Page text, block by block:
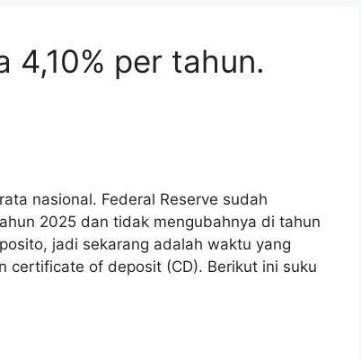
4,10% per tahun.
nasional. Federal Reserve sudah
2025 dan tidak mengubahnya di tahun
jadi sekarang adalah waktu yang
certificate of deposit (CD). Berikut ini suku